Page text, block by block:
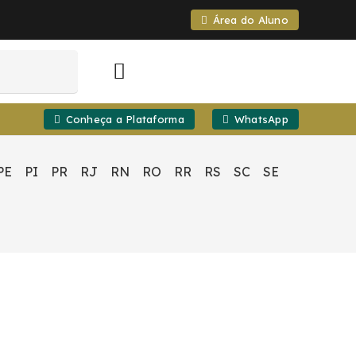
Área do Aluno
Conheça a Plataforma WhatsApp
PI PR RJ RN RO RR RS SC SE